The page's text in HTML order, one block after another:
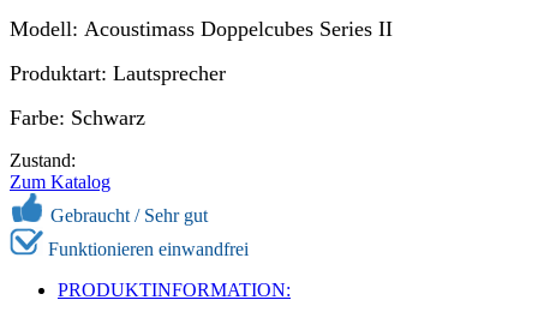
Modell: Acoustimass Doppelcubes Series II
Produktart: Lautsprecher
Farbe: Schwarz
Zustand:
Zum Katalog
Gebraucht / Sehr gut
Funktionieren einwandfrei
PRODUKTINFORMATION: